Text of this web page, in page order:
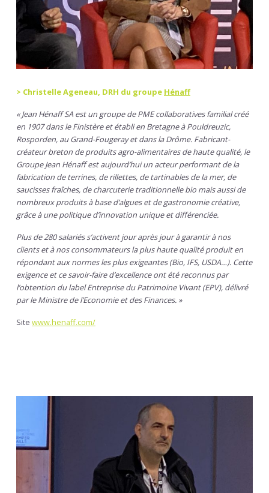
> Christelle Ageneau, DRH du groupe Hénaff
« Jean Hénaff SA est un groupe de PME collaboratives familial créé
en 1907 dans le Finistère et établi en Bretagne à Pouldreuzic,
Rosporden, au Grand-Fougeray et dans la Drôme. Fabricant-
créateur breton de produits agro-alimentaires de haute qualité, le
Groupe Jean Hénaff est aujourd’hui un acteur performant de la
fabrication de terrines, de rillettes, de tartinables de la mer, de
saucisses fraîches, de charcuterie traditionnelle bio mais aussi de
nombreux produits à base d’algues et de gastronomie créative,
grâce à une politique d’innovation unique et différenciée.
Plus de 280 salariés s’activent jour après jour à garantir à nos
clients et à nos consommateurs la plus haute qualité produit en
répondant aux normes les plus exigeantes (Bio, IFS, USDA…). Cette
exigence et ce savoir-faire d’excellence ont été reconnus par
l’obtention du label Entreprise du Patrimoine Vivant (EPV), délivré
par le Ministre de l’Economie et des Finances. »
Site www.henaff.com/